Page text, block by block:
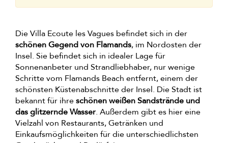
Die Villa Ecoute les Vagues befindet sich in der
schönen Gegend von Flamands, im Nordosten der
Insel. Sie befindet sich in idealer Lage für
Sonnenanbeter und Strandliebhaber, nur wenige
Schritte vom Flamands Beach entfernt, einem der
schönsten Küstenabschnitte der Insel. Die Stadt ist
bekannt für ihreschönen weißen Sandstrände und
das glitzernde Wasser. Außerdem gibt es hier eine
Vielzahl von Restaurants, Getränken und
Einkaufsmöglichkeiten für die unterschiedlichsten